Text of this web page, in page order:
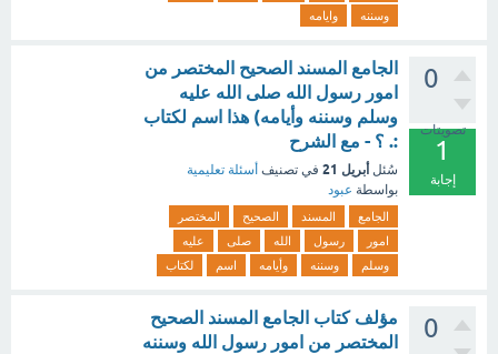
وسننه
وايامه
0
تصويتات
1
إجابة
الجامع المسند الصحيح المختصر من
امور رسول الله صلى الله عليه
وسلم وسننه وأيامه) هذا اسم لكتاب
:. ؟ - مع الشرح
سُئل أبريل 21 في تصنيف أسئلة تعليمية
بواسطة عبود
الجامع المسند الصحيح
المختصر
امور
رسول الله صلى
عليه
وسلم
وسننه وأيامه اسم لكتاب
0
مؤلف كتاب الجامع المسند الصحيح
المختصر من امور رسول الله وسننه